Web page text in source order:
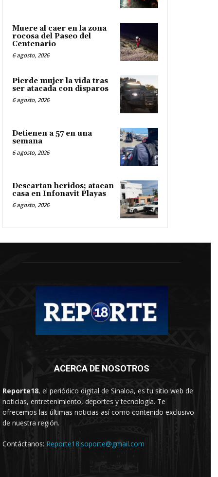
Muere al caer en la zona
rocosa del Paseo del
Centenario
6 agosto, 2026
Pierde mujer la vida tras
ser atacada con disparos
6 agosto, 2026
Detienen a 57 en una
semana
6 agosto, 2026
Descartan heridos; atacan
casa en Infonavit Playas
6 agosto, 2026
ACERCA DE NOSOTROS
Reporte18, el periódico digital de Sinaloa, es tu sitio web de
noticias, entretenimiento, deportes y tecnología. Te
ofrecemos las últimas noticias así como contenido exclusivo
de nuestra región.
Contáctanos: Reporte18.soporte@gmail.com